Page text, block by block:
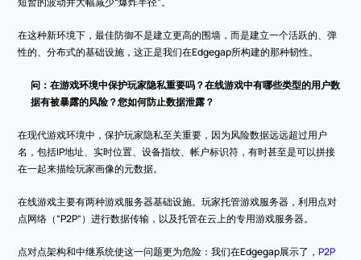
在这种新环境下，最佳防御不是建立更高的围墙，而是建立一个活跃的、弹
性的、分布式的基础设施，这正是我们在Edgegap所构建的那种韧性。
问：在游戏环境中保护玩家隐私重要吗？在线游戏中有哪些类型的用户数
据有被暴露的风险？您如何防止数据泄露？
在现代游戏环境中，保护玩家隐私至关重要，因为风险数据远远超过用户
名，包括IP地址、实时位置、设备指纹、帐户标识符，有时甚至是可以拼接
在一起来描绘玩家画像的元数据。
在线游戏主要有两种游戏服务器基础设施。玩家托管游戏服务器，利用点对
点网络（“P2P”）进行数据传输，以及托管在云上的专用游戏服务器。
点对点架构和中继系统使这一问题更为危险：我们在Edgegap展示了，P2P